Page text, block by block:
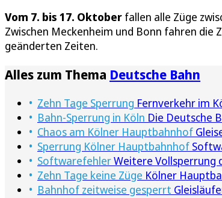
Vom 7. bis 17. Oktober fallen alle Züge
Zwischen Meckenheim und Bonn fahren
geänderten Zeiten.
Alles zum Thema Deutsche Bahn
Zehn Tage Sperrung Fernverkehr im
Bahn-Sperrung in Köln Die Deutsche
Chaos am Kölner Hauptbahnhof
Sperrung Kölner Hauptbahnhof
SoftwarefehlerWeitere Vollsperrung
Zehn Tage keine Züge Kölner
Bahnhof zeitweise gesperrt